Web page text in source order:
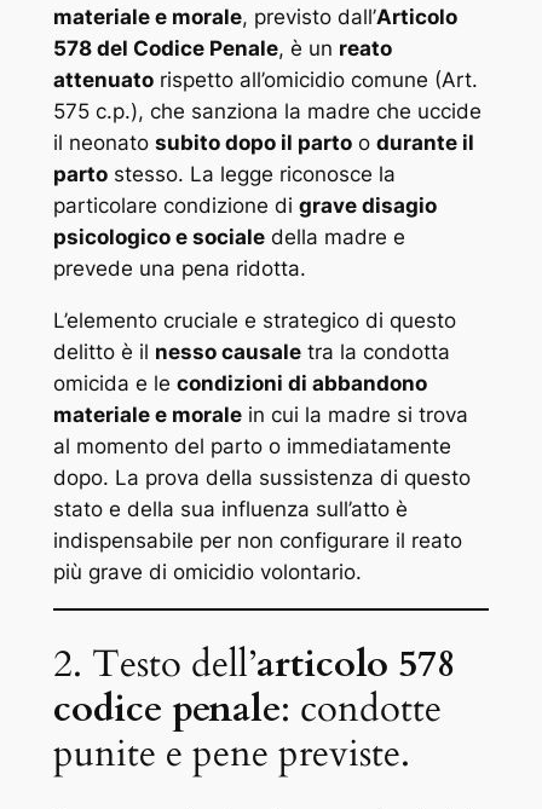
materiale e morale, previsto dall’Articolo
578 del Codice Penale, è un reato
attenuatorispetto all’omicidio comune (Art.
575 c.p.), che sanziona la madre che uccide
il neonato subito dopo il partoo durante il
partostesso. La legge riconosce la
particolare condizione di grave disagio
psicologico e socialedella madre e
prevede una pena ridotta.
L’elemento cruciale e strategico di questo
delitto è il nesso causaletra la condotta
omicida e le condizioni di abbandono
materiale e moralein cui la madre si trova
al momento del parto o immediatamente
dopo. La prova della sussistenza di questo
stato e della sua influenza sull’atto è
indispensabile per non configurare il reato
più grave di omicidio volontario.
2. Testo dell’articolo 578
codice penale: condotte
punite e pene previste.